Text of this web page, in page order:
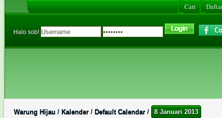
Cari
Halo sob!
Warung Hijau / Kalender / Default Calendar / 8 Januari 2013